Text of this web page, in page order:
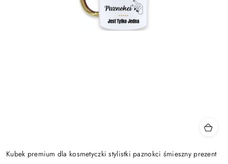
Kubek premium dla kosmetyczki stylistki paznokci śmieszny prezent